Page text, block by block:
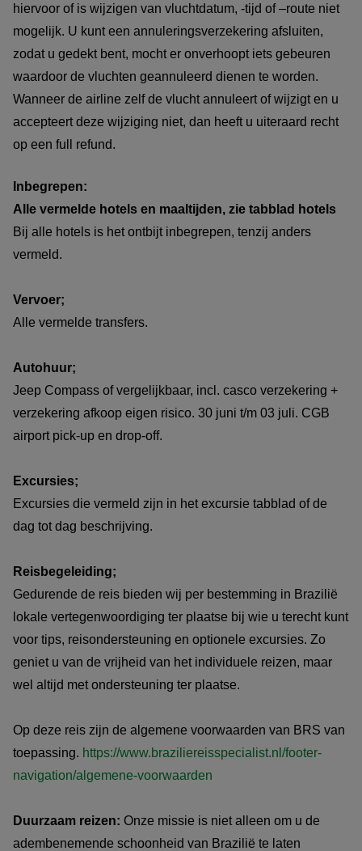
hiervoor of is wijzigen van vluchtdatum, -tijd of –route niet
mogelijk. U kunt een annuleringsverzekering afsluiten,
zodat u gedekt bent, mocht er onverhoopt iets gebeuren
waardoor de vluchten geannuleerd dienen te worden.
Wanneer de airline zelf de vlucht annuleert of wijzigt en u
accepteert deze wijziging niet, dan heeft u uiteraard recht
op een full refund.
Inbegrepen:
Alle vermelde hotels en maaltijden, zie tabblad hotels
Bij alle hotels is het ontbijt inbegrepen, tenzij anders
vermeld.
Vervoer;
Alle vermelde transfers.
Autohuur;
Jeep Compass of vergelijkbaar, incl. casco verzekering +
verzekering afkoop eigen risico. 30 juni t/m 03 juli. CGB
airport pick-up en drop-off.
Excursies;
Excursies die vermeld zijn in het excursie tabblad of de
dag tot dag beschrijving.
Reisbegeleiding;
Gedurende de reis bieden wij per bestemming in Brazilië
lokale vertegenwoordiging ter plaatse bij wie u terecht kunt
voor tips, reisondersteuning en optionele excursies. Zo
geniet u van de vrijheid van het individuele reizen, maar
wel altijd met ondersteuning ter plaatse.
Op deze reis zijn de algemene voorwaarden van BRS van
toepassing. https://www.braziliereisspecialist.nl/footer-
navigation/algemene-voorwaarden
Duurzaam reizen: Onze missie is niet alleen om u de
adembenemende schoonheid van Brazilië te laten